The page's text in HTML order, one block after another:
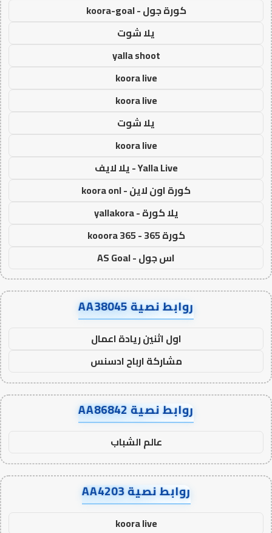
كورة جول - koora-goal
يلا شوت
yalla shoot
koora live
koora live
يلا شوت
koora live
Yalla Live - يلا لايف
كورة اون لاين - koora onl
يلا كورة - yallakora
كورة 365 - kooora 365
اس جول - AS Goal
روابط نصية AA38045
اول اثنين ريادة اعمال
مشاركة ارباح ادسنس
روابط نصية AA86842
عالم الشباب
روابط نصية AA4203
koora live